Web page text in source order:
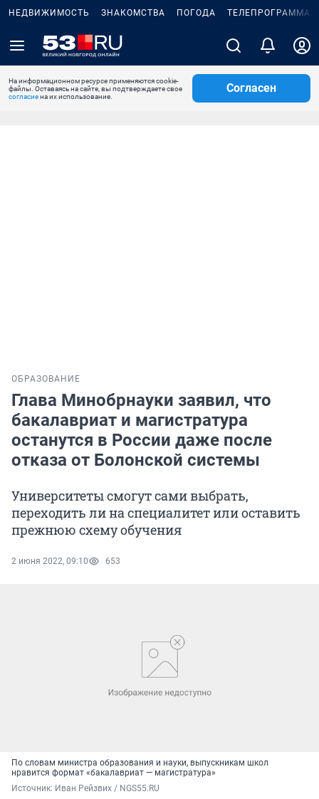
НЕДВИЖИМОСТЬ ЗНАКОМСТВА ПОГОДА ТЕЛЕПРОГРАММА
На информационном ресурсе применяются cookie-
файлы. Оставаясь на сайте, вы подтверждаете свое
согласиена их использование.
Согласен
ОБРАЗОВАНИЕ
Глава Минобрнауки заявил, что
бакалавриат и магистратура
останутся в России даже после
отказа от Болонской системы
Университеты смогут сами выбрать,
переходить ли на специалитет или оставить
прежнюю схему обучения
2 июня 2022, 09:10 653
По словам министра образования и науки, выпускникам школ
нравится формат «бакалавриат — магистратура»
Источник: Иван Рейзвих / NGS55.RU